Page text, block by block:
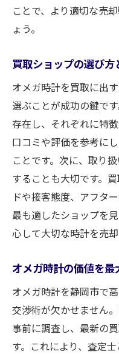
買取のプロが教え
方法
静岡市での買
知る
オメガ時計の
テクニック
静岡市内で
ト
プロの視点か
基準
イス
静岡市のオメガ
理由
信頼できる査
査定士の経験
ことで、より適切な売
ょう。
買取ショップの選び方
オメガ時計を買取に出
選ぶことが成功の鍵で
存在し、それぞれに特
口コミや評価を参考に
ことです。次に、取り
することも大切です。
ドや接客態度、アフタ
最も適したショップを
心して大切な時計を売
オメガ時計の価値を
オメガ時計を静岡市で
交渉術が欠かせません
事前に調査し、最新の
す。これにより、査定